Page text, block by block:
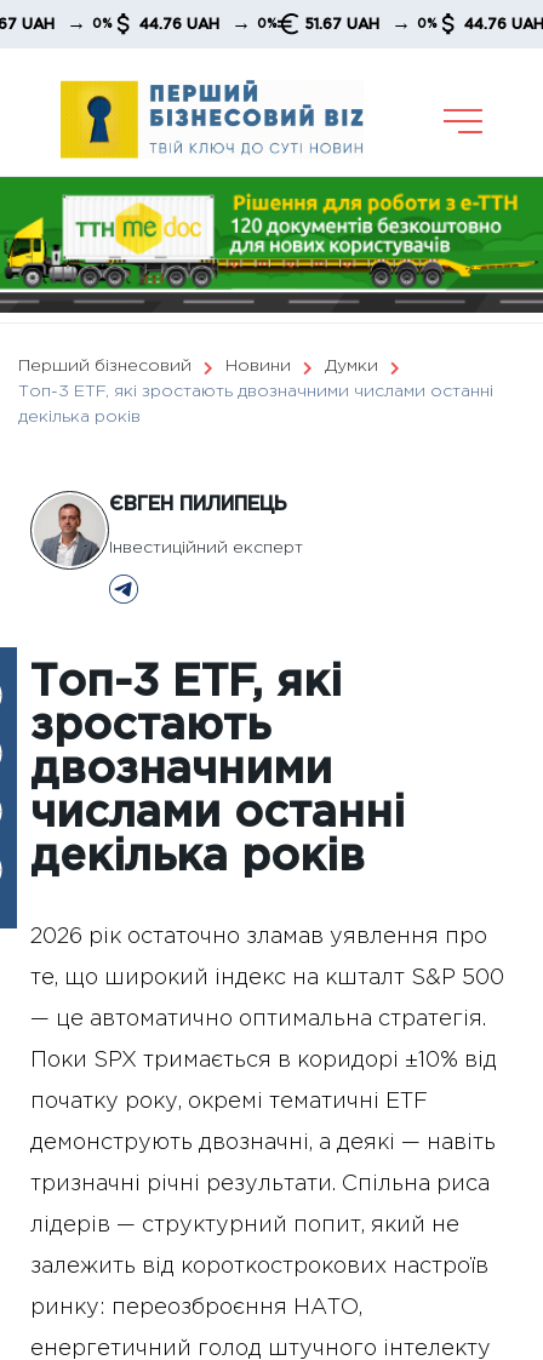
Skip
0% 44.76 UAH → 0% 51.67 UAH → 0% 44.76 UAH → 0%
Перший бізнесовий Новини
Думки
Топ-3 ETF, які зростають двозначними числами останні
декілька років
ЄВГЕН ПИЛИПЕЦЬ
Інвестиційний експерт
Топ-3 ETF, які
зростають
двозначними
числами останні
декілька років
2026 рік остаточно зламав уявлення про
те, що широкий індекс на кшталт S&P 500
— це автоматично оптимальна стратегія.
Поки SPX тримається в коридорі ±10% від
початку року, окремі тематичні ETF
демонструють двозначні, а деякі — навіть
тризначні річні результати. Спільна риса
лідерів — структурний попит, який не
залежить від короткострокових настроїв
ринку: переозброєння НАТО,
енергетичний голод штучного інтелекту